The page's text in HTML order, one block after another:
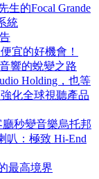
生的Focal Grande
統
宜的好機會！
響的蛻變之路
Holding，也等
化全球視聽產品
秒變音樂烏托邦
叭：極致 Hi-End
最高境界